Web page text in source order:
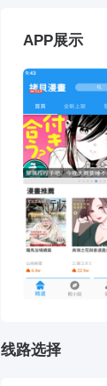
APP展示
线路选择